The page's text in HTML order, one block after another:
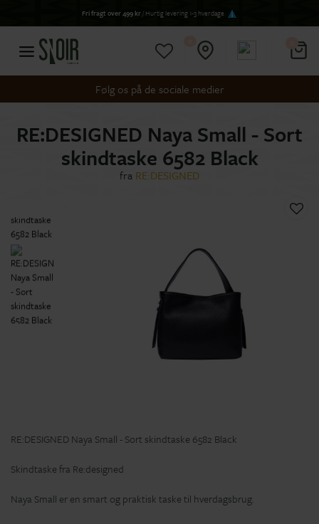
Fri fragt over 499 kr/ Hurtig levering 1-3 hverdage
Følg os på de sociale medier
RE:DESIGNED Naya Small - Sort
skindtaske 6582 Black
fra RE:DESIGNED
RE:DESIGNED Naya Small - Sort skindtaske 6582 Black
Skindtaske fra Re:designed
Naya Small er en smart og praktisk taske til hverdagsbrug.